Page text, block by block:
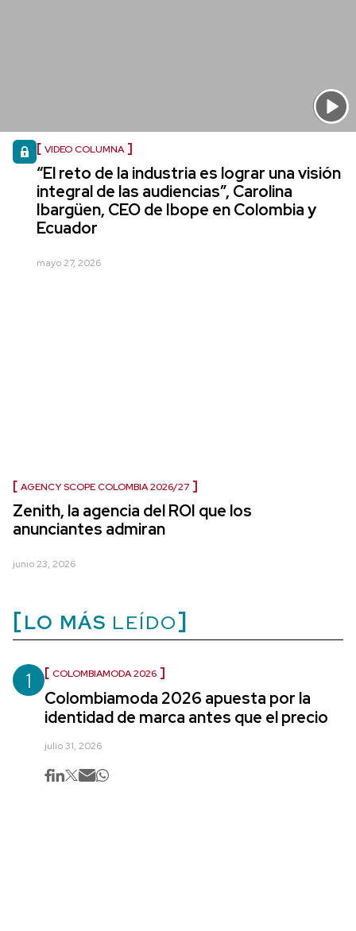
VIDEO COLUMNA
“El reto de la industria es lograr una visión
integral de las audiencias”, Carolina
Ibargüen, CEO de Ibope en Colombia y
Ecuador
mayo 27, 2026
AGENCY SCOPE COLOMBIA 2026/27
Zenith, la agencia del ROI que los
anunciantes admiran
junio 23, 2026
LO MÁS LEÍDO
1 COLOMBIAMODA 2026
Colombiamoda 2026 apuesta por la
identidad de marca antes que el precio
julio 31, 2026